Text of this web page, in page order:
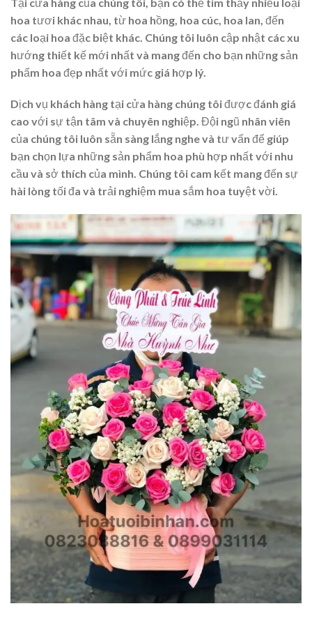
hoa tươi khác nhau, từ hoa hồng, hoa cúc, hoa lan, đến
các loại hoa đặc biệt khác. Chúng tôi luôn cập nhật các xu
hướng thiết kế mới nhất và mang đến cho bạn những sản
phẩm hoa đẹp nhất với mức giá hợp lý.
Dịch vụ khách hàng tại cửa hàng chúng tôi được đánh giá
cao với sự tận tâm và chuyên nghiệp. Đội ngũ nhân viên
của chúng tôi luôn sẵn sàng lắng nghe và tư vấn để giúp
bạn chọn lựa những sản phẩm hoa phù hợp nhất với nhu
cầu và sở thích của mình. Chúng tôi cam kết mang đến sự
hài lòng tối đa và trải nghiệm mua sắm hoa tuyệt vời.